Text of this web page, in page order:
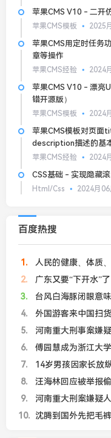
苹果CMS V10 - 二开
苹果CMS模板 2025
苹果CMS用定时任务
章等操作
苹果CMS经验 2024
苹果CMS V10 - 漂亮UI仿芒果TV听书双端模板（十八码修复无
错开源版）
苹果CMS模板 2024
苹果CMS模板对页面
description描述的基
苹果CMS经验 2024
CSS基础 - 实现隐藏
Html/Css 2024月06
百度热搜
1
人民的健康、体质
2
广东又要“下开水”了
3
台风白海豚闭眼意
4
外国游客来中国扫
5
河南重大刑事案嫌
6
傅园慧成为浙江大
7
14岁男孩因家长放
8
汪海林回应被举报
9
河南重大刑案嫌疑
10
沈腾到国外先把毛